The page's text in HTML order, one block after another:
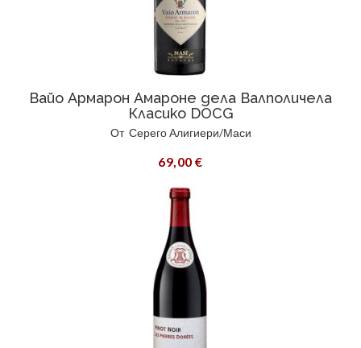
Вайо Армарон Амароне дела Валполичела
Класико DOCG
От Серего Алигиери/Маси
69,00 €